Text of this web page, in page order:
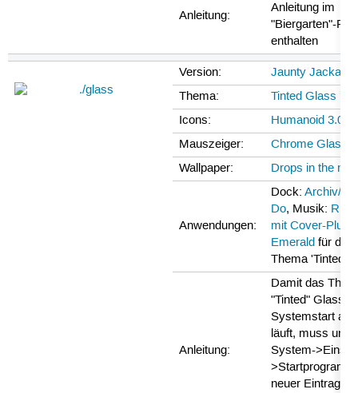
Anleitung:
Anleitung im
"Biergarten"-
enthalten
Version:
Jaunty
Thema:
Tinted Glass ⮷
Icons:
Humanoid 3.0
Mauszeiger:
Chrome Glass
Wallpaper:
Drops in the net
Anwendungen:
Dock:Archiv/
Do, Musik:
mit Cover-Plugin
Emerald für das
Thema 'Tinted
Anleitung:
Damit das
"Tinted" Glass
Systemstart
läuft, muss unter
System-
neuer Eintrag